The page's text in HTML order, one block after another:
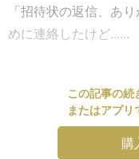
「招待状の返信、あ
めに連絡したけど......
この記事の続
またはアプ
購